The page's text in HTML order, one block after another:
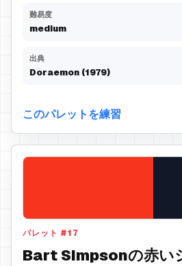
難易度
medium
出典
Doraemon (1979)
このパレットを練習
パレット #17
Bart Simpsonの赤い